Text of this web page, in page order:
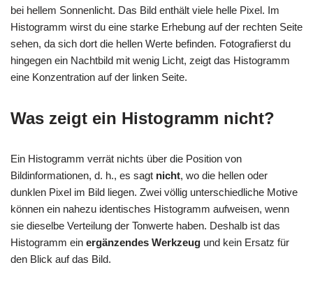
bei hellem Sonnenlicht. Das Bild enthält viele helle Pixel. Im
Histogramm wirst du eine starke Erhebung auf der rechten Seite
sehen, da sich dort die hellen Werte befinden. Fotografierst du
hingegen ein Nachtbild mit wenig Licht, zeigt das Histogramm
eine Konzentration auf der linken Seite.
Was zeigt ein Histogramm nicht?
Ein Histogramm verrät nichts über die Position von
Bildinformationen, d. h., es sagt nicht, wo die hellen oder
dunklen Pixel im Bild liegen. Zwei völlig unterschiedliche Motive
können ein nahezu identisches Histogramm aufweisen, wenn
sie dieselbe Verteilung der Tonwerte haben. Deshalb ist das
Histogramm ein ergänzendes Werkzeug und kein Ersatz für
den Blick auf das Bild.